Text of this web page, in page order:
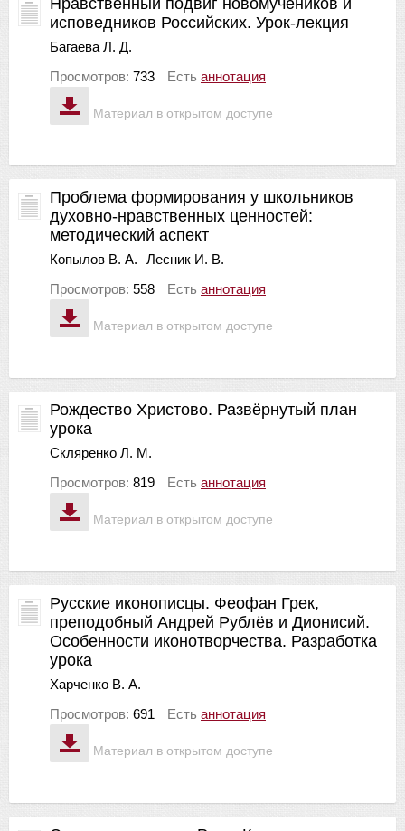
Материал в открытом доступе
исповедников Российских. Урок-лекция
Багаева Л. Д.
Просмотров: 733 Есть аннотация
Материал в открытом доступе
Проблема формирования у школьников
духовно-нравственных ценностей:
методический аспект
Копылов В. А.
Лесник И. В.
Просмотров: 558 Есть аннотация
Материал в открытом доступе
Рождество Христово. Развёрнутый план
урока
Скляренко Л. М.
Просмотров: 819 Есть аннотация
Материал в открытом доступе
Русские иконописцы. Феофан Грек,
преподобный Андрей Рублёв и Дионисий.
Особенности иконотворчества. Разработка
урока
Харченко В. А.
Просмотров: 691 Есть аннотация